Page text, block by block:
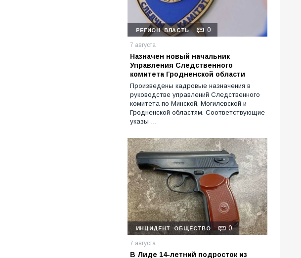
РЕГИОН ВЛАСТЬ 0
7 августа
Назначен новый начальник
Управления Следственного
комитета Гродненской области
Произведены кадровые назначения в
руководстве управлений Следственного
комитета по Минской, Могилевской и
Гродненской областям. Соответствующие
указы …
ИНЦИДЕНТ ОБЩЕСТВО 0
7 августа
В Лиде 14-летний подросток из